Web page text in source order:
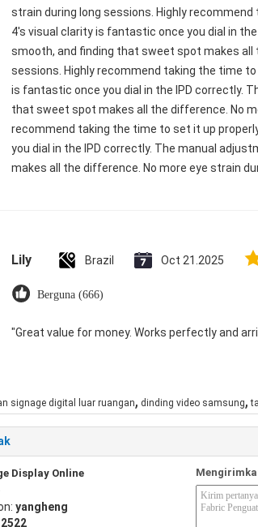
strain during long sessions. Highly
4's visual clarity is fantastic once you dial in
smooth, and finding that sweet spot makes all
sessions. Highly recommend taking the time
is fantastic once you dial in the IPD correctly.
that sweet spot makes all the difference. No
recommend taking the time to set it up
you dial in the IPD correctly. The manual
makes all the difference. No more eye strain
Lily Brazil Oct 21.2025
Berguna (666)
"Great value for money. Works perfectly and
signage digital luar ruangan, dinding video samsung,
Display Online
yangheng